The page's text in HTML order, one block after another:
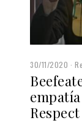
30/11/2020
Respect